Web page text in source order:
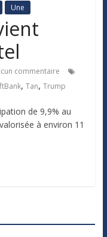
Une
commentaire
, Tan, Trump
de 9,9% au
à environ 11